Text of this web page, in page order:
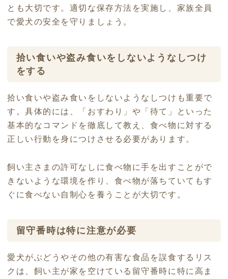
とも大切です。適切な保存方法を実施し、家族全員
で愛犬の安全を守りましょう。
拾い食いや盗み食いをしないようなしつけ
をする
拾い食いや盗み食いをしないようなしつけも重要で
す。具体的には、「おすわり」や「待て」といった
基本的なコマンドを徹底して教え、食べ物に対する
正しい行動を身につけさせる必要があります。
飼い主さまの許可なしに食べ物に手を出すことがで
きないような環境を作り、食べ物が落ちていてもす
ぐに食べない自制心を養うことが大切です。
留守番時は特に注意が必要
愛犬がぶどうやその他の有害な食品を誤食するリス
クは、飼い主が家を空けている留守番時に特に高ま